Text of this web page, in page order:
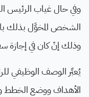
وفي حال غياب الرئيس
الشخص المخوَّل بذلك
وذلك إنْ كان في إجازة
يُعبِّر الوصف الوظيفي
الأهداف ووضع الخطط